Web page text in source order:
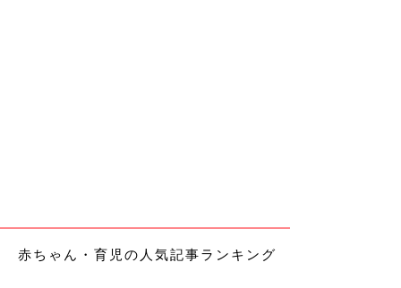
赤ちゃん・育児の人気記事ランキング